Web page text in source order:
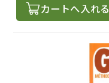
カートへ入れる